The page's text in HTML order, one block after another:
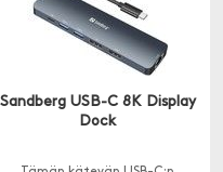
Sandberg USB-C 8K Display
Dock